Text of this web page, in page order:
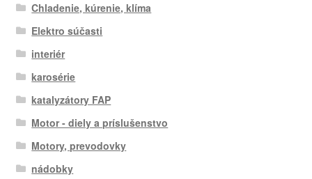
Chladenie, kúrenie, klíma
Elektro súčasti
interiér
karosérie
katalyzátory FAP
Motor - diely a príslušenstvo
Motory, prevodovky
nádobky